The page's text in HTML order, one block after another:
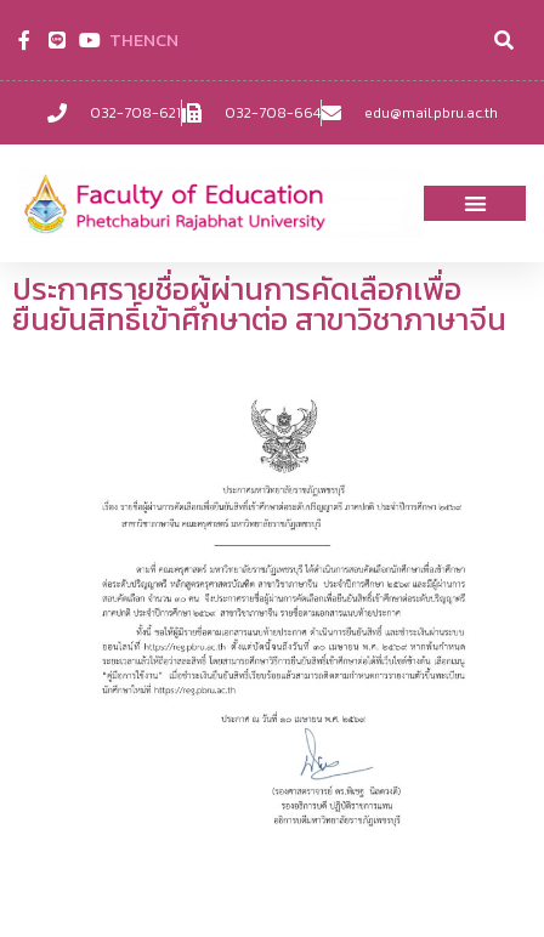
032-708-621 032-708-664 edu@mail.pbru.ac.th
THENCN
ประกาศรายชื่อผู้ผ่านการคัดเลือกเพื่อ
ยืนยันสิทธิ์เข้าศึกษาต่อ สาขาวิชาภาษาจีน